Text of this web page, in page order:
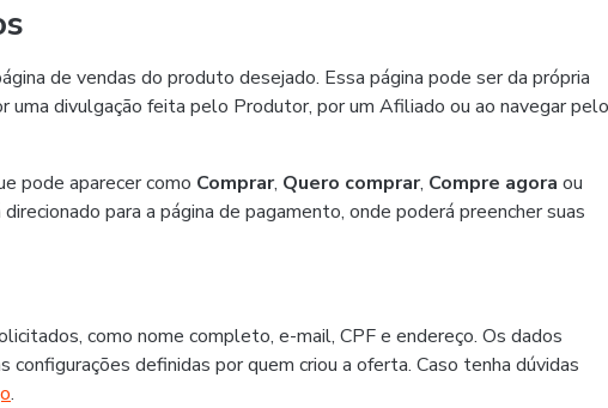
de vendas do produto desejado. Essa página pode ser da própria
divulgação feita pelo Produtor, por um Afiliado ou ao navegar pelo
pode aparecer como Comprar, Quero comprar, Compre agora ou
para a página de pagamento, onde poderá preencher suas
como nome completo, e-mail, CPF e endereço. Os dados
definidas por quem criou a oferta. Caso tenha dúvidas
.